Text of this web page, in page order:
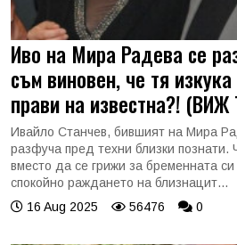
Иво на Мира Радева се
съм виновен, че тя
прави на известна?! (ВИЖ
Ивайло Станчев, бившият на Мира
разфуча пред техни близки познати.
вместо да се грижи за бременната
спокойно раждането на близнацит...
16 Aug 2025
56476 0